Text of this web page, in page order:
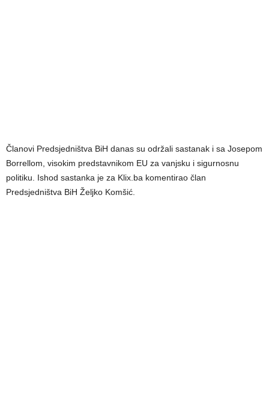
Članovi Predsjedništva BiH danas su održali sastanak i sa Josepom
Borrellom, visokim predstavnikom EU za vanjsku i sigurnosnu
politiku. Ishod sastanka je za Klix.ba komentirao član
Predsjedništva BiH Željko Komšić.